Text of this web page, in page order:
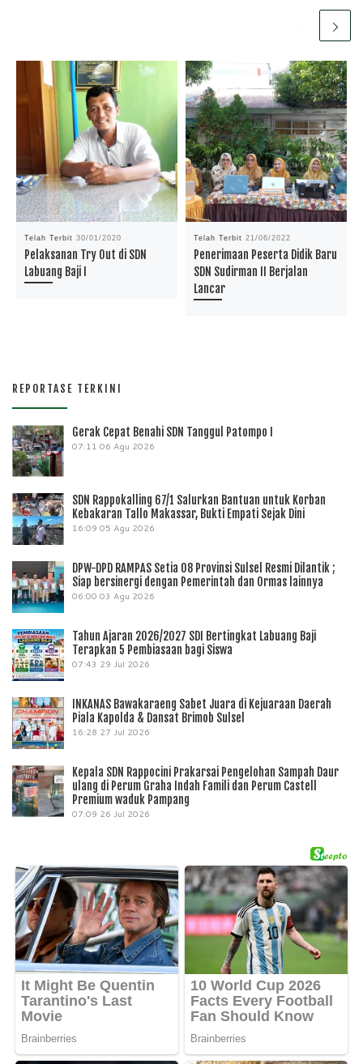
Telah Terbit30/01/2020
Pelaksanan Try Out di SDN
Labuang Baji I
Telah Terbit21/06/2022
Penerimaan Peserta Didik Baru
SDN Sudirman II Berjalan
Lancar
REPORTASE TERKINI
Gerak Cepat Benahi SDN Tanggul Patompo I
07:11 06 Agu 2026
SDN Rappokalling 67/1 Salurkan Bantuan untuk Korban
Kebakaran Tallo Makassar, Bukti Empati Sejak Dini
16:09 05 Agu 2026
DPW-DPD RAMPAS Setia 08 Provinsi Sulsel Resmi Dilantik ;
Siap bersinergi dengan Pemerintah dan Ormas lainnya
06:00 03 Agu 2026
Tahun Ajaran 2026/2027 SDI Bertingkat Labuang Baji
Terapkan 5 Pembiasaan bagi Siswa
07:43 29 Jul 2026
INKANAS Bawakaraeng Sabet Juara di Kejuaraan Daerah
Piala Kapolda & Dansat Brimob Sulsel
16:28 27 Jul 2026
Kepala SDN Rappocini Prakarsai Pengelohan Sampah Daur
ulang di Perum Graha Indah Famili dan Perum Castell
Premium waduk Pampang
07:09 26 Jul 2026